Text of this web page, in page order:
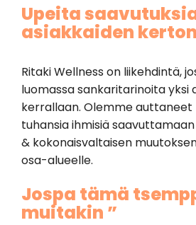
Upeita
asiakkaiden
Ritaki Wellness on liikehdintä,
luomassa sankaritarinoita yksi
kerrallaan. Olemme
tuhansia ihmisiä
& kokonaisvaltaisen
osa-alueelle.
Jospa tämä
muitakin ”